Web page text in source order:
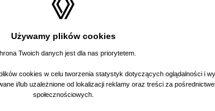
Akcesoria i kontrakty
Używamy plików cookies
Twoich danych jest dla nas priorytetem.
cookies w celu tworzenia statystyk dotyczących oglądalności i
i/lub uzależnione od lokalizacji reklamy oraz treści za
społecznościowych.